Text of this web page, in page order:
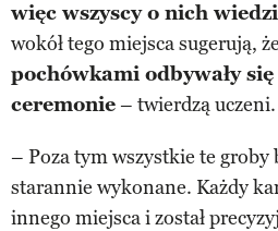
więc wszyscy o nich
wokół tego miejsca sugerują, że
pochówkami odbywały
ceremonie– twierdzą uczeni.
– Poza tym wszystkie te groby
starannie wykonane. Każdy
innego miejsca i został